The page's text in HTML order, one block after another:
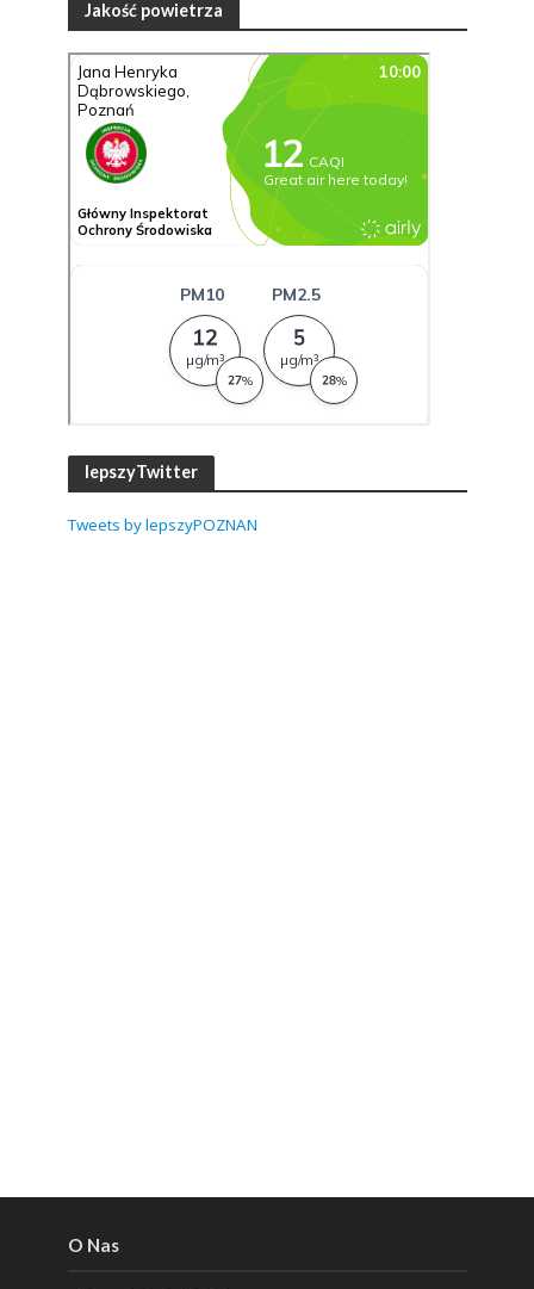
Jakość powietrza
lepszyTwitter
Tweets by lepszyPOZNAN
O Nas